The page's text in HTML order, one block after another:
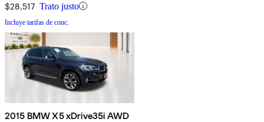
$28,517 Trato justo
Incluye tarifas de conc.
2015 BMW X5 xDrive35i AWD